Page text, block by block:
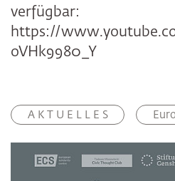
verfügbar:
https://
oVHk9980_Y
A K T U E L L E S